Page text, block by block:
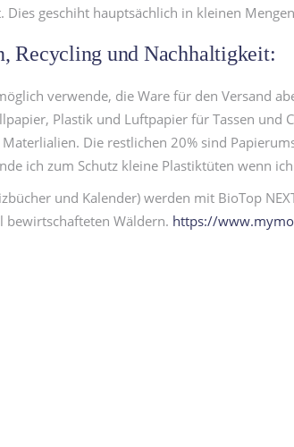
geschiht hauptsächlich in kleinen
Recycling und Nachhaltigkeit:
verwende, die Ware für den Versand
Plastik und Luftpapier für Tassen und
Die restlichen 20% sind
ich zum Schutz kleine Plastiktüten wenn
und Kalender) werden mit BioTop
bewirtschafteten Wäldern. https://